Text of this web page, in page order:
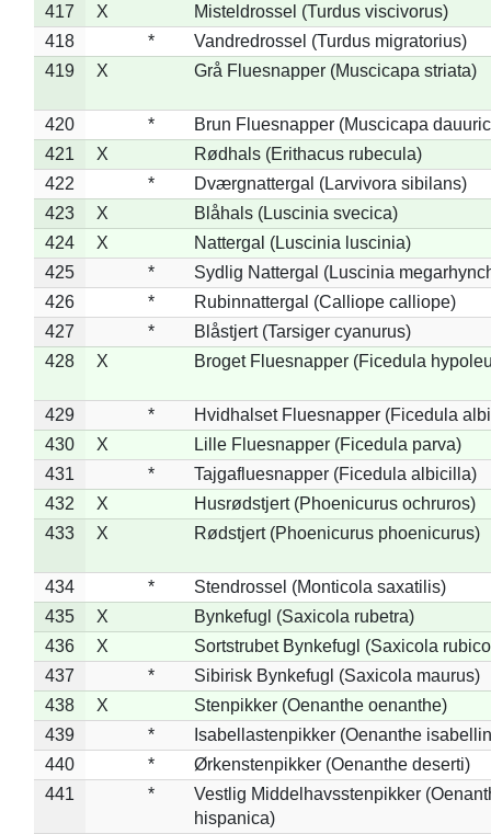
417
X
Misteldrossel (Turdus viscivorus)
418
*
Vandredrossel (Turdus migratorius)
419
X Grå Fluesnapper (Muscicapa striata)
420 *
Brun Fluesnapper (Muscicapa
421
X
Rødhals (Erithacus rubecula)
422
*
Dværgnattergal (Larvivora sibilans)
423
X
Blåhals (Luscinia svecica)
424
X
Nattergal (Luscinia luscinia)
425
*
Sydlig Nattergal (Luscinia
426
*
Rubinnattergal (Calliope calliope)
427
*
Blåstjert (Tarsiger cyanurus)
428
X Broget Fluesnapper (Ficedula
429 *
Hvidhalset Fluesnapper (Ficedula
430
X
Lille Fluesnapper (Ficedula parva)
431
*
Tajgafluesnapper (Ficedula albicilla)
432
X
Husrødstjert (Phoenicurus ochruros)
433
X Rødstjert (Phoenicurus phoenicurus)
434 *
Stendrossel (Monticola saxatilis)
435
X
Bynkefugl (Saxicola rubetra)
436
X
Sortstrubet Bynkefugl (Saxicola
437
*
Sibirisk Bynkefugl (Saxicola maurus)
438
X
Stenpikker (Oenanthe oenanthe)
439
*
Isabellastenpikker (Oenanthe
440
*
Ørkenstenpikker (Oenanthe deserti)
441
*
Vestlig Middelhavsstenpikker
hispanica)